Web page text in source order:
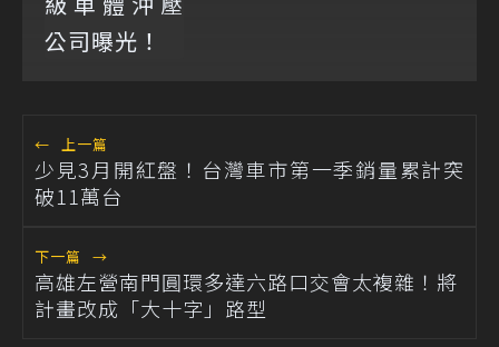
← 上一篇
少見3月開紅盤！台灣車市第一季銷量累計突
破11萬台
下一篇 →
高雄左營南門圓環多達六路口交會太複雜！將
計畫改成「大十字」路型